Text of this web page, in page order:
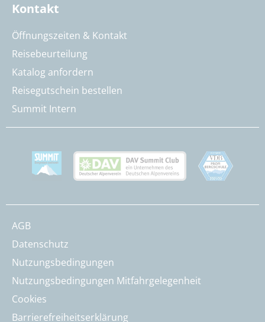
Kontakt
Öffnungszeiten & Kontakt
Reisebeurteilung
Katalog anfordern
Reisegutschein bestellen
Summit Intern
AGB
Datenschutz
Nutzungsbedingungen
Nutzungsbedingungen Mitfahrgelegenheit
Cookies
Barrierefreiheitserklärung